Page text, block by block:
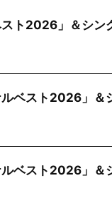
ト2026」＆シン
ベスト2026」＆
ベスト2026」＆